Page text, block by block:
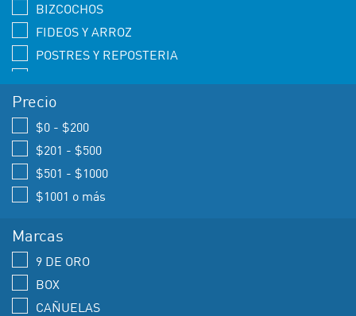
BIZCOCHOS
FIDEOS Y ARROZ
POSTRES Y REPOSTERIA
PAN Y QUESO RALLADO
CONSERVAS
GALLETITAS DULCES RELLENAS
BUDINES-MADALENAS
SNACKS
Precio
$0 - $200
$201 - $500
$501 - $1000
$1001 o más
Marcas
9 DE ORO
BOX
CAÑUELAS